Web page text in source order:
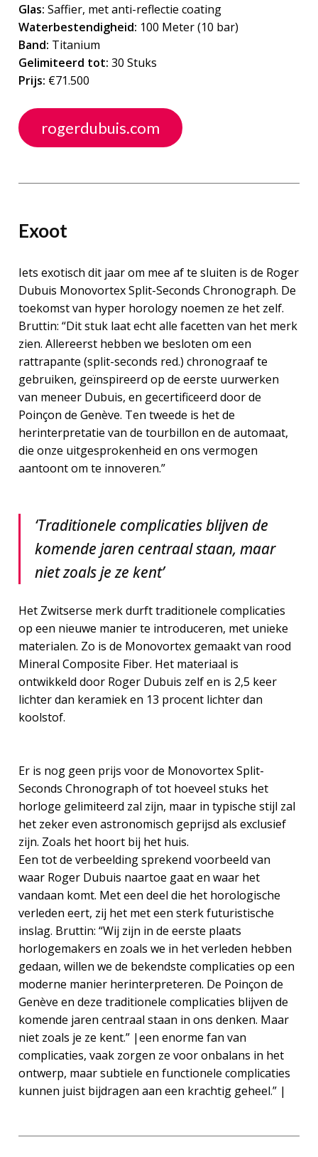
Glas: Saffier, met anti-reflectie coating
Waterbestendigheid: 100 Meter (10 bar)
Band: Titanium
Gelimiteerd tot: 30 Stuks
Prijs: €71.500
rogerdubuis.com
Exoot
Iets exotisch dit jaar om mee af te sluiten is de Roger
Dubuis Monovortex Split-Seconds Chronograph. De
toekomst van hyper horology noemen ze het zelf.
Bruttin: “Dit stuk laat echt alle facetten van het merk
zien. Allereerst hebben we besloten om een
rattrapante (split-seconds red.) chronograaf te
gebruiken, geïnspireerd op de eerste uurwerken
van meneer Dubuis, en gecertificeerd door de
Poinçon de Genève. Ten tweede is het de
herinterpretatie van de tourbillon en de automaat,
die onze uitgesprokenheid en ons vermogen
aantoont om te innoveren.”
‘Traditionele complicaties blijven de
komende jaren centraal staan, maar
niet zoals je ze kent’
Het Zwitserse merk durft traditionele complicaties
op een nieuwe manier te introduceren, met unieke
materialen. Zo is de Monovortex gemaakt van rood
Mineral Composite Fiber. Het materiaal is
ontwikkeld door Roger Dubuis zelf en is 2,5 keer
lichter dan keramiek en 13 procent lichter dan
koolstof.
Er is nog geen prijs voor de Monovortex Split-
Seconds Chronograph of tot hoeveel stuks het
horloge gelimiteerd zal zijn, maar in typische stijl zal
het zeker even astronomisch geprijsd als exclusief
zijn. Zoals het hoort bij het huis.
Een tot de verbeelding sprekend voorbeeld van
waar Roger Dubuis naartoe gaat en waar het
vandaan komt. Met een deel die het horologische
verleden eert, zij het met een sterk futuristische
inslag. Bruttin: “Wij zijn in de eerste plaats
horlogemakers en zoals we in het verleden hebben
gedaan, willen we de bekendste complicaties op een
moderne manier herinterpreteren. De Poinçon de
Genève en deze traditionele complicaties blijven de
komende jaren centraal staan in ons denken. Maar
niet zoals je ze kent.” |een enorme fan van
complicaties, vaak zorgen ze voor onbalans in het
ontwerp, maar subtiele en functionele complicaties
kunnen juist bijdragen aan een krachtig geheel.” |